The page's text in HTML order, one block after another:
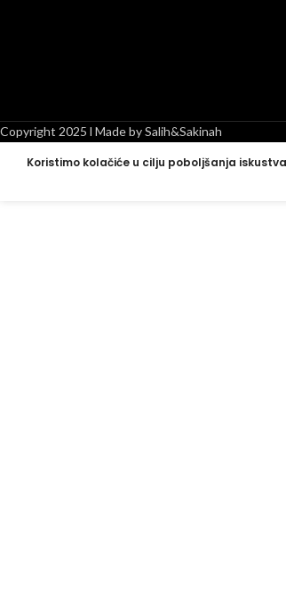
Copyright 2025 l Made by Salih&Sakinah
Koristimo kolačiće u cilju poboljšanja